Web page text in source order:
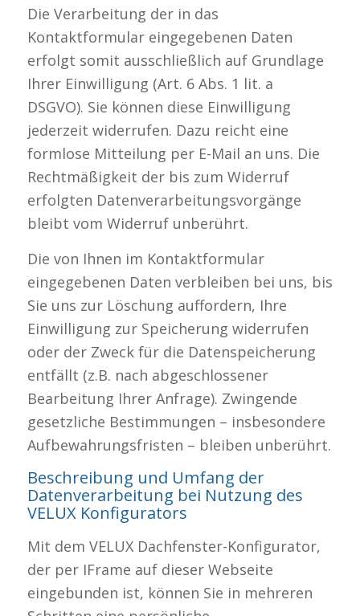
Die Verarbeitung der in das
Kontaktformular eingegebenen Daten
erfolgt somit ausschließlich auf Grundlage
Ihrer Einwilligung (Art. 6 Abs. 1 lit. a
DSGVO). Sie können diese Einwilligung
jederzeit widerrufen. Dazu reicht eine
formlose Mitteilung per E-Mail an uns. Die
Rechtmäßigkeit der bis zum Widerruf
erfolgten Datenverarbeitungsvorgänge
bleibt vom Widerruf unberührt.
Die von Ihnen im Kontaktformular
eingegebenen Daten verbleiben bei uns, bis
Sie uns zur Löschung auffordern, Ihre
Einwilligung zur Speicherung widerrufen
oder der Zweck für die Datenspeicherung
entfällt (z.B. nach abgeschlossener
Bearbeitung Ihrer Anfrage). Zwingende
gesetzliche Bestimmungen – insbesondere
Aufbewahrungsfristen – bleiben unberührt.
Beschreibung und Umfang der
Datenverarbeitung bei Nutzung des
VELUX Konfigurators
Mit dem VELUX Dachfenster-Konfigurator,
der per IFrame auf dieser Webseite
eingebunden ist, können Sie in mehreren